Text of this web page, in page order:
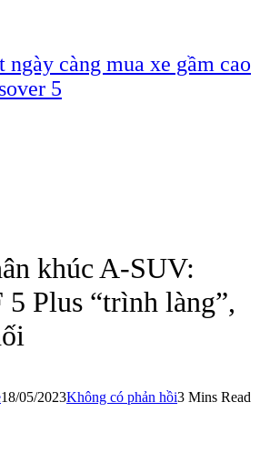
càng mua xe gầm cao
5
khúc A-SUV:
Plus “trình làng”,
18/05/2023Không có phản hồi3 Mins Read